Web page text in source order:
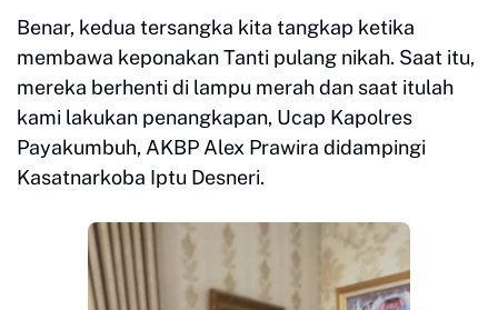
Benar, kedua tersangka kita tangkap ketika
membawa keponakan Tanti pulang nikah. Saat itu,
mereka berhenti di lampu merah dan saat itulah
kami lakukan penangkapan, Ucap Kapolres
Payakumbuh, AKBP Alex Prawira didampingi
Kasatnarkoba Iptu Desneri.